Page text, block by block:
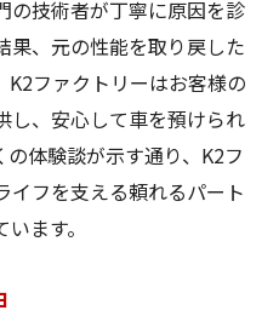
の技術者が丁寧に原因を診
果、元の性能を取り戻した
K2ファクトリーはお客様の
し、安心して車を預けられ
体験談が示す通り、K2フ
イフを支える頼れるパート
ます。